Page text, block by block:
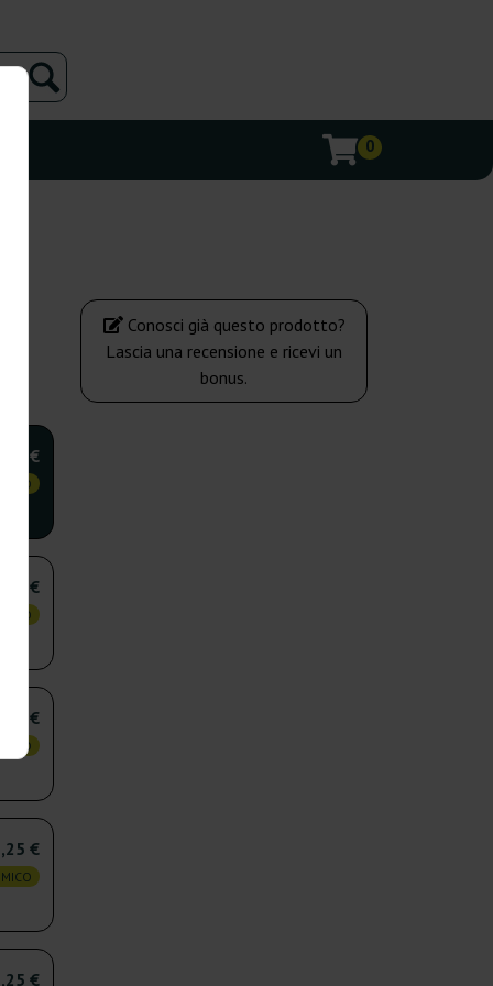
0
5,25 €
€
€
€
€
Conosci già questo prodotto?
Lascia una recensione e ricevi un
bonus.